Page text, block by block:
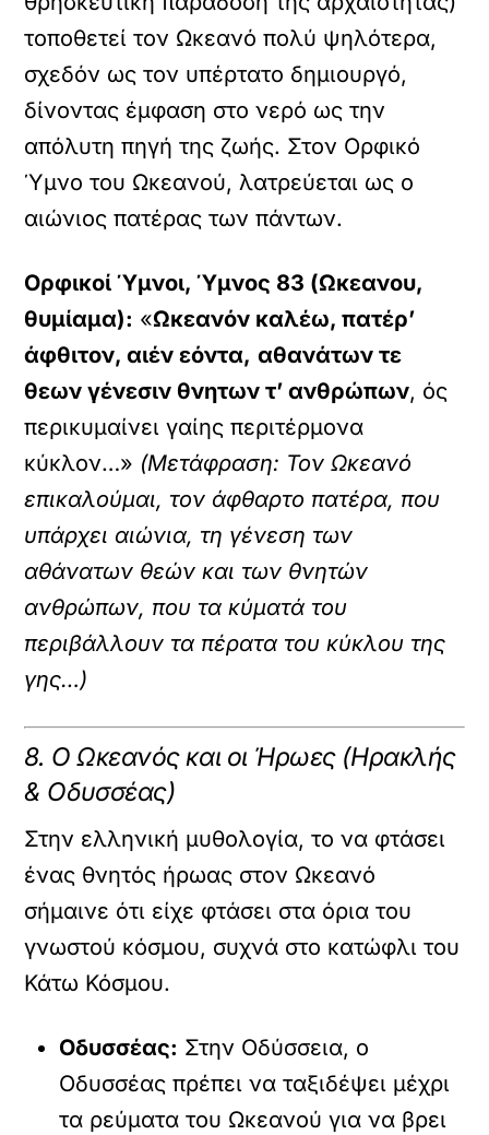
τοποθετεί τον Ωκεανό πολύ ψηλότερα,
σχεδόν ως τον υπέρτατο δημιουργό,
δίνοντας έμφαση στο νερό ως την
απόλυτη πηγή της ζωής. Στον Ορφικό
Ύμνο του Ωκεανού, λατρεύεται ως ο
αιώνιος πατέρας των πάντων.
Ορφικοί Ύμνοι, Ύμνος 83 (Ωκεανου,
θυμίαμα): «Ωκεανόν καλέω, πατέρ’
άφθιτον, αιέν εόντα, αθανάτων τε
θεων γένεσιν θνητων τ’ ανθρώπων, ός
περικυμαίνει γαίης περιτέρμονα
κύκλον…» (Μετάφραση: Τον Ωκεανό
επικαλούμαι, τον άφθαρτο πατέρα, που
υπάρχει αιώνια, τη γένεση των
αθάνατων θεών και των θνητών
ανθρώπων, που τα κύματά του
περιβάλλουν τα πέρατα του κύκλου της
γης…)
8. Ο Ωκεανός και οι Ήρωες (Ηρακλής
& Οδυσσέας)
Στην ελληνική μυθολογία, το να φτάσει
ένας θνητός ήρωας στον Ωκεανό
σήμαινε ότι είχε φτάσει στα όρια του
γνωστού κόσμου, συχνά στο κατώφλι του
Κάτω Κόσμου.
Οδυσσέας: Στην Οδύσσεια, ο
Οδυσσέας πρέπει να ταξιδέψει μέχρι
τα ρεύματα του Ωκεανού για να βρει